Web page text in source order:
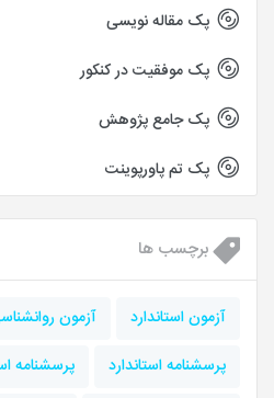
پک مقاله نویسی
پک موفقیت در کنکور
پک جامع پژوهش
پک تم پاورپوینت
برچسب ها
آزمون استاندارد آزمون
پرسشنامه استاندارد
پرسشنامه